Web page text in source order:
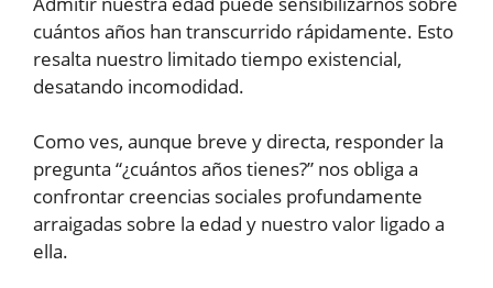
cuántos años han transcurrido rápidamente. Esto
resalta nuestro limitado tiempo existencial,
desatando incomodidad.
Como ves, aunque breve y directa, responder la
pregunta “¿cuántos años tienes?” nos obliga a
confrontar creencias sociales profundamente
arraigadas sobre la edad y nuestro valor ligado a
ella.